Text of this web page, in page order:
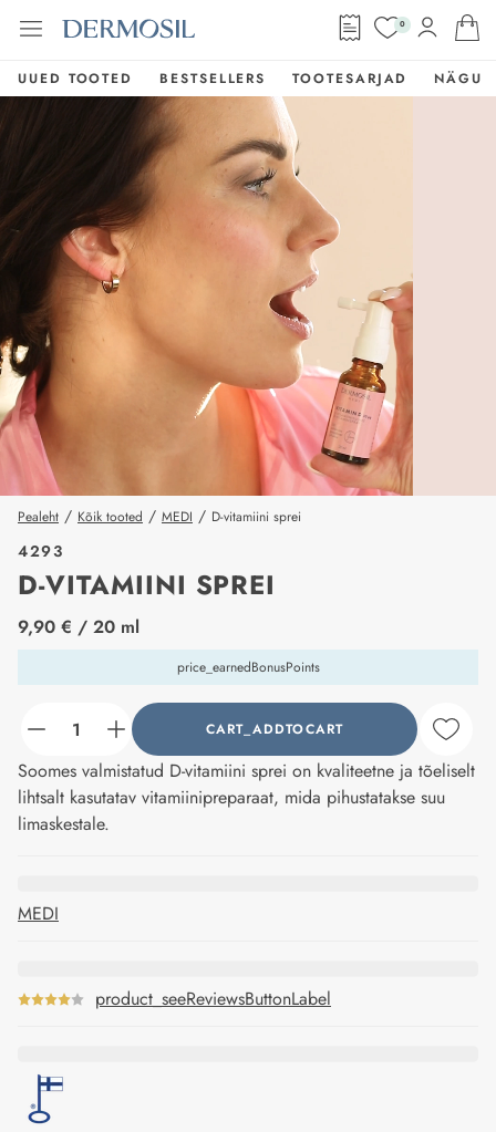
0
UUED TOOTED BESTSELLERS TOOTESARJAD NÄGU
Pealeht / Kõik tooted / MEDI / D-vitamiini sprei
4293
D-VITAMIINI SPREI
price_label
9,90 € / 20 ml
price_earnedBonusPoints
counter_current CART_ADDTOCART
Soomes valmistatud D-vitamiini sprei on kvaliteetne ja tõeliselt
lihtsalt kasutatav vitamiinipreparaat, mida pihustatakse suu
limaskestale.
MEDI
product_seeReviewsButtonLabel